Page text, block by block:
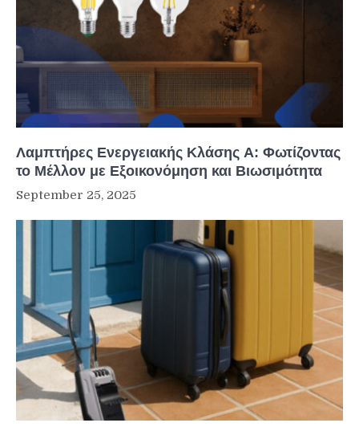
Λαμπτήρες Ενεργειακής Κλάσης A: Φωτίζοντας
το Μέλλον με Εξοικονόμηση και Βιωσιμότητα
September 25, 2025